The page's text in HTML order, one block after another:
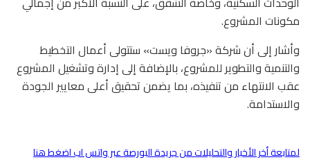
مكونات المشروع.
وأشار إلى أن شركة «جروفا ويست» ستتولى أعمال التخطيط
والتنمية والتطوير للمشروع، بالإضافة إلى إدارة وتشغيل المشروع
عقب الانتهاء من تنفيذه، بما يضمن تحقيق أعلى معايير الجودة
والاستدامة.
لمتابعة أخر الأخبار والتحليلات من جريدة البورصة عبر واتس اب اضغط هنا